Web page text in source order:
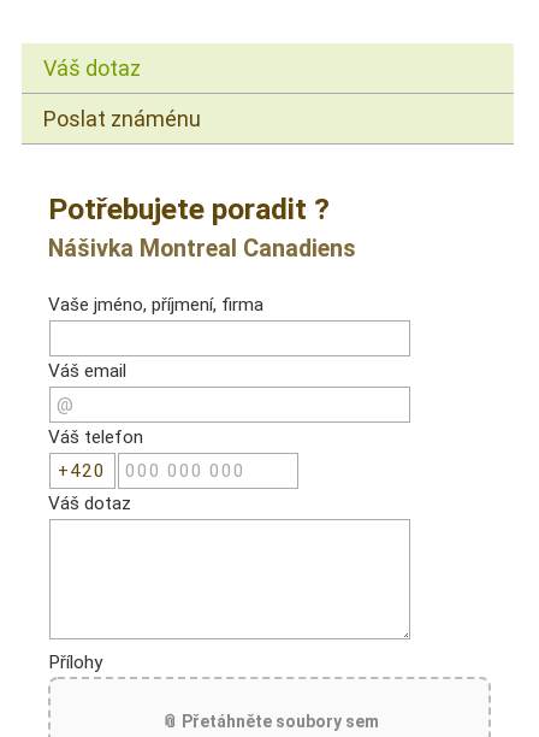
Váš dotaz
Poslat známénu
Potřebujete poradit ?
Nášivka Montreal Canadiens
Vaše jméno, příjmení, firma
Váš email
Váš telefon
Váš dotaz
Přílohy
📎 Přetáhněte soubory sem